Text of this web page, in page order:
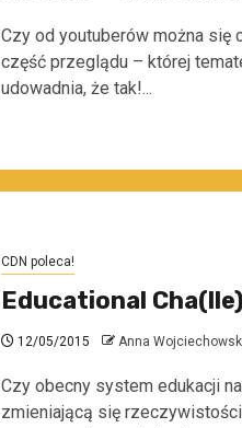
Czy od youtuberów można się
część przeglądu – której
udowadnia, że tak!...
CDN poleca!
Educational
12/05/2015 Anna
Czy obecny system edukacji
zmieniającą się